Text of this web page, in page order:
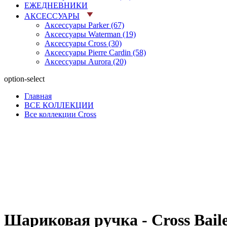
ЕЖЕДНЕВНИКИ
АКСЕССУАРЫ
Аксессуары Parker (67)
Аксессуары Waterman (19)
Аксессуары Cross (30)
Аксессуары Pierre Cardin (58)
Аксессуары Aurora (20)
option-select
Главная
ВСЕ КОЛЛЕКЦИИ
Все коллекции Cross
Шариковая ручка - Cross